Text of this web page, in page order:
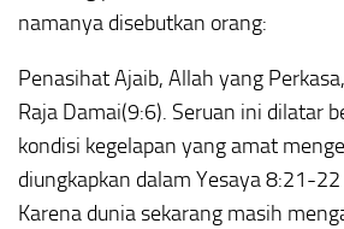
namanya disebutkan orang:
Penasihat Ajaib, Allah yang
Raja Damai(9:6). Seruan ini dilatar
kondisi kegelapan yang amat
diungkapkan dalam Yesaya 8:21-
Karena dunia sekarang masih